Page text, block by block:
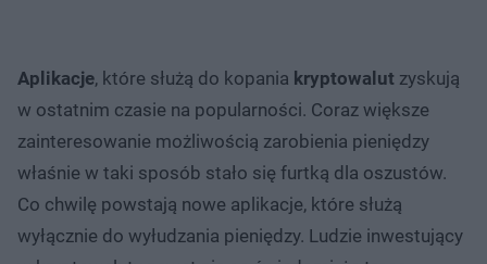
Aplikacje, które służą do kopania kryptowalut zyskują
w ostatnim czasie na popularności. Coraz większe
zainteresowanie możliwością zarobienia pieniędzy
właśnie w taki sposób stało się furtką dla oszustów.
Co chwilę powstają nowe aplikacje, które służą
wyłącznie do wyłudzania pieniędzy. Ludzie inwestujący